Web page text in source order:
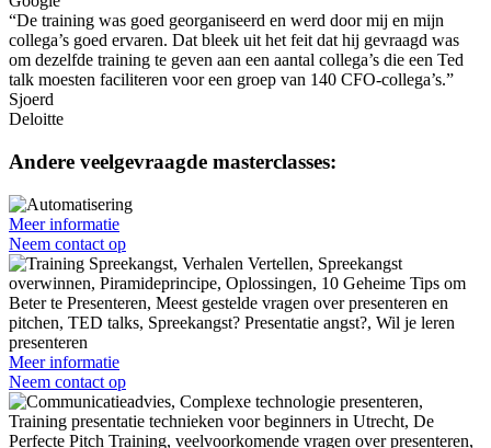
“De training was goed georganiseerd en werd door mij en mijn
collega’s goed ervaren. Dat bleek uit het feit dat hij gevraagd was
om dezelfde training te geven aan een aantal collega’s die een Ted
talk moesten faciliteren voor een groep van 140 CFO-collega’s.”
Sjoerd
Deloitte
Andere veelgevraagde masterclasses:
Meer informatie
Neem contact op
Meer informatie
Neem contact op